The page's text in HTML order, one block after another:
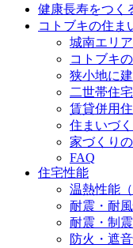
健康長寿をつく
コトブキの住ま
城南エリ
コトブキ
狭小地に
二世帯住宅
賃貸併用
住まいづ
家づくり
FAQ
住宅性能
温熱性能
耐震・耐
耐震・制震
防火・遮